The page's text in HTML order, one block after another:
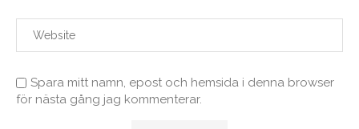
Spara mitt namn, epost och hemsida i denna browser
för nästa gång jag kommenterar.